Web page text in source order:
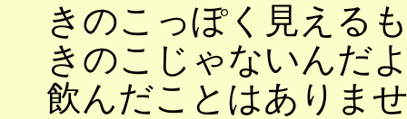
きのこっぽく見える
きのこじゃないんだ
飲んだことはありま